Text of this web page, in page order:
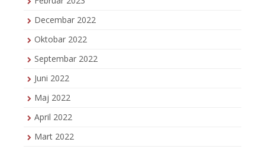
Decembar 2022
Oktobar 2022
Septembar 2022
Juni 2022
Maj 2022
April 2022
Mart 2022